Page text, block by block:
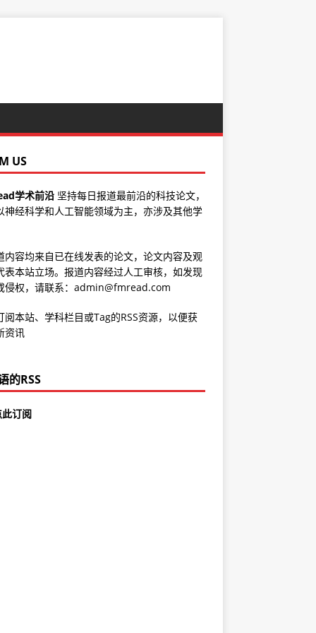
US
学术前沿坚持每日报道最前沿的科技论文，
神经科学和人工智能领域为主，亦涉及其他学
内容均来自已在线发表的论文，论文内容及观
表本站立场。报道内容经过人工审核，如发现
侵权，请联系：admin@fmread.com
阅本站、学科栏目或Tag的RSS资源，以便获
资讯
的RSS
订阅